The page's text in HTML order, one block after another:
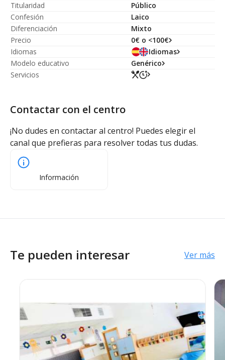
Titularidad
Público
Confesión
Laico
Diferenciación
Mixto
Precio
0€ o <100€
Idiomas
Idiomas
Modelo educativo
Genérico
Servicios
Contactar con el centro
¡No dudes en contactar al centro! Puedes elegir el
canal que prefieras para resolver todas tus dudas.
Información
Te pueden interesar Ver más